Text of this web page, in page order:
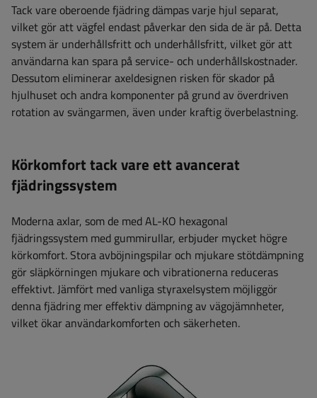
Tack vare oberoende fjädring dämpas varje hjul separat,
vilket gör att vägfel endast påverkar den sida de är på. Detta
system är underhållsfritt och underhållsfritt, vilket gör att
användarna kan spara på service- och underhållskostnader.
Dessutom eliminerar axeldesignen risken för skador på
hjulhuset och andra komponenter på grund av överdriven
rotation av svängarmen, även under kraftig överbelastning.
Körkomfort tack vare ett avancerat
fjädringssystem
Moderna axlar, som de med AL-KO hexagonal
fjädringssystem med gummirullar, erbjuder mycket högre
körkomfort. Stora avböjningspilar och mjukare stötdämpning
gör släpkörningen mjukare och vibrationerna reduceras
effektivt. Jämfört med vanliga styraxelsystem möjliggör
denna fjädring mer effektiv dämpning av vägojämnheter,
vilket ökar användarkomforten och säkerheten.